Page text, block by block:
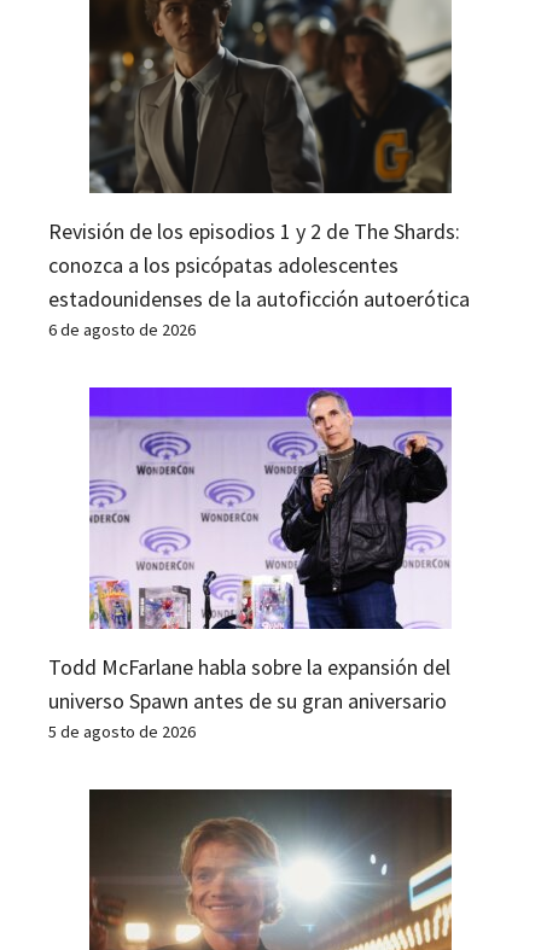
Revisión de los episodios 1 y 2 de The Shards:
conozca a los psicópatas adolescentes
estadounidenses de la autoficción autoerótica
6 de agosto de 2026
Todd McFarlane habla sobre la expansión del
universo Spawn antes de su gran aniversario
5 de agosto de 2026